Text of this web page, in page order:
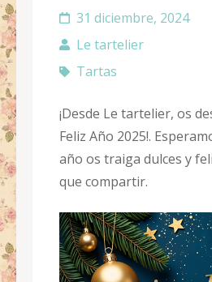
31 diciembre, 2024
Le tartelier
Tartas
¡Desde Le tartelier, os
Feliz Año 2025!.
año os traiga dulces y
que compartir.